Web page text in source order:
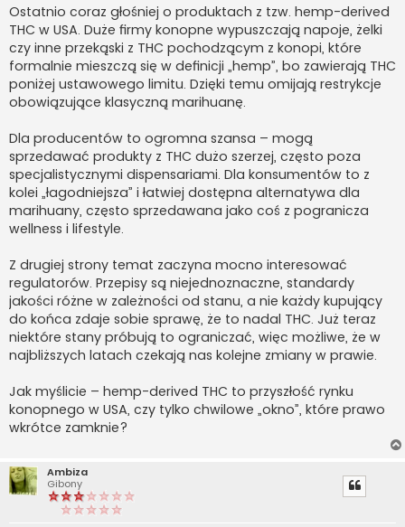
s
t
Ostatnio coraz głośniej o produktach z tzw. hemp-derived
THC w USA. Duże firmy konopne wypuszczają napoje, żelki
czy inne przekąski z THC pochodzącym z konopi, które
formalnie mieszczą się w definicji „hemp”, bo zawierają THC
poniżej ustawowego limitu. Dzięki temu omijają restrykcje
obowiązujące klasyczną marihuanę.
Dla producentów to ogromna szansa – mogą
sprzedawać produkty z THC dużo szerzej, często poza
specjalistycznymi dispensariami. Dla konsumentów to z
kolei „łagodniejsza” i łatwiej dostępna alternatywa dla
marihuany, często sprzedawana jako coś z pogranicza
wellness i lifestyle.
Z drugiej strony temat zaczyna mocno interesować
regulatorów. Przepisy są niejednoznaczne, standardy
jakości różne w zależności od stanu, a nie każdy kupujący
do końca zdaje sobie sprawę, że to nadal THC. Już teraz
niektóre stany próbują to ograniczać, więc możliwe, że w
najbliższych latach czekają nas kolejne zmiany w prawie.
Jak myślicie – hemp-derived THC to przyszłość rynku
konopnego w USA, czy tylko chwilowe „okno”, które prawo
wkrótce zamknie?
Ambiza
Gibony